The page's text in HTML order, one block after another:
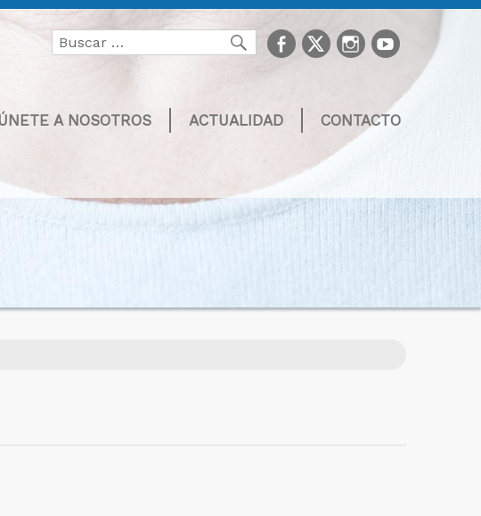
Buscar
por:
Buscarfacebook
TwitterInstagram
youtube
A NOSOTROS ACTUALIDAD CONTACTO